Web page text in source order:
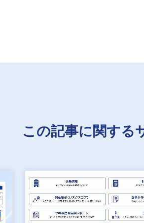
この記事に関する